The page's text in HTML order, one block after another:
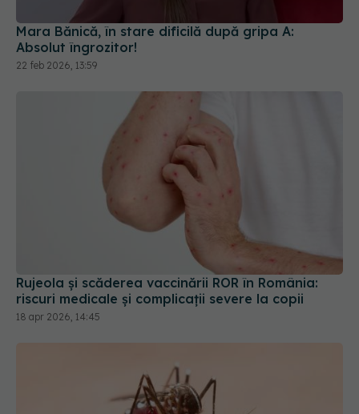
Mara Bănică, în stare dificilă după gripa A:
Absolut îngrozitor!
22 feb 2026, 13:59
Rujeola și scăderea vaccinării ROR în România:
riscuri medicale și complicații severe la copii
18 apr 2026, 14:45